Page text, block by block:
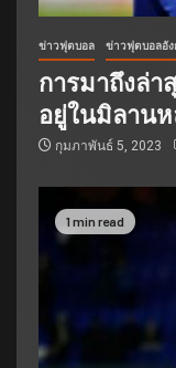
ข่าวฟุตบอล ข่าวฟุตบอลอัง
การมาถึงล่า
อยู่ในมิลาน
กุมภาพันธ์ 5, 2023
1 min read